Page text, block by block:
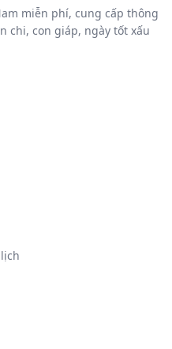
miễn phí, cung cấp thông
chi, con giáp, ngày tốt xấu